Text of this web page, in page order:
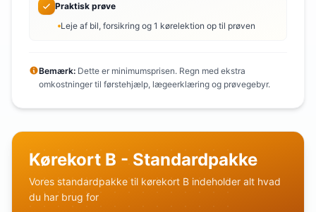
Praktisk prøve
Leje af bil, forsikring og 1 kørelektion op til prøven
Bemærk: Dette er minimumsprisen. Regn med ekstra
omkostninger til førstehjælp, lægeerklæring og prøvegebyr.
Kørekort B - Standardpakke
Vores standardpakke til kørekort B indeholder alt hvad
du har brug for